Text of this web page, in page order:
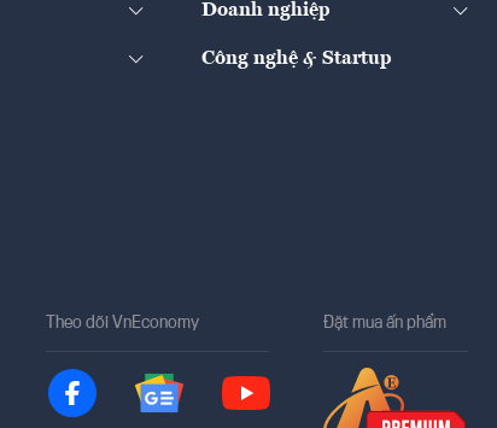
Doanh nghiệp
Công nghệ & Startup
Theo dõi VnEconomy Đặt mua ấn phẩm